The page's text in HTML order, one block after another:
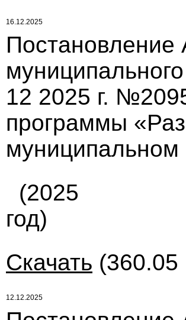
16.12.2025
Постановление
12 2025 г.
программы
муниципальном
(2025
год)
Скачать (360.05
12.12.2025